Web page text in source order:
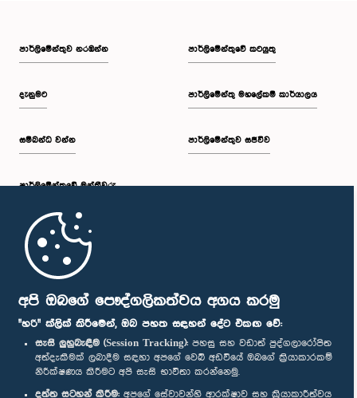
අපි ඔබගේ පෞද්ගලිකත්වය අගය කරමු
"හරි" ක්ලික් කිරීමෙන්, ඔබ පහත සඳහන් දේට එකඟ වේ:
සැසි ලුහුබැඳීම (Session Tracking): පහසු සහ වඩාත් පුද්ගලාරෝපිත
අත්දැකීමක් ලබාදීම සඳහා අපගේ වෙබ් අඩවියේ ඔබගේ ක්‍රියාකාරකම්
නිරීක්ෂණය කිරීමට අපි සැසි භාවිතා කරන්නෙමු.
දත්ත සටහන් කිරීම: අපගේ සේවාවන්හි ආරක්ෂාව සහ ක්‍රියාකාරීත්වය
පාර්ලි‌මේන්තුව නරඹන්න
දැනුමට
සම්බන්ධ වන්න
පාර්ලි‌මේන්තුවේ මන්ත්‍රීවරු
මුල් පිටුව
පාර්ලිමේන්තුවේ කටයුතු
පාර්ලිමේන්තු මහලේකම් කාර්යාලය
පාර්ලිමේන්තුව සජීවීව
පාර්ලිමේන්තු ජංගම යෙදුම
අප හා සම්බන්ධ වී සිටින්න :